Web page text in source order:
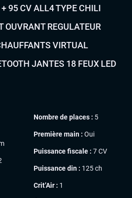
95 CV ALL4 TYPE CHILI
OUVRANT REGULATEUR
VIRTUAL
JANTES 18 FEUX LED
Nombre de places : 5
Première main : Oui
Puissance fiscale : 7 CV
Puissance din : 125 ch
Crit’Air : 1